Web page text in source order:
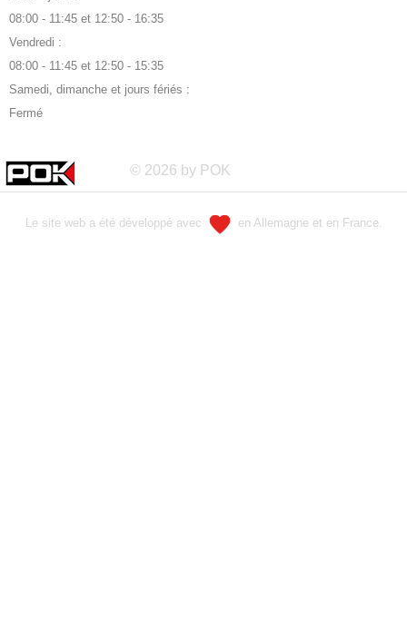
08:00 - 11:45 et 12:50 - 16:35
Vendredi :
08:00 - 11:45 et 12:50 - 15:35
Samedi, dimanche et jours fériés :
Fermé
© 2026 by POK
Le site web a été développé avec en Allemagne et en France.